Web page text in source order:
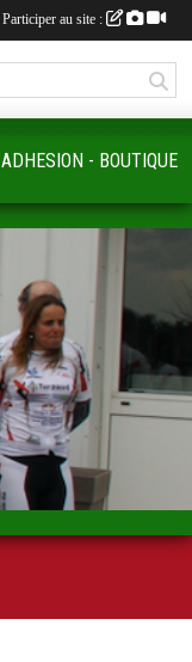
ADHESION - BOUTIQUE
Participer au site :